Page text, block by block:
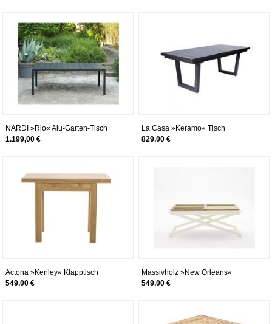
NARDI »Rio« Alu-Garten-Tisch
ausziehbar – erhältlich in 3 Farben
1.199,00 €
La Casa »Keramo« Tisch
ausziehbar 200/260x76x100 cm
829,00 €
Actona »Kenley« Klapptisch
549,00 €
Massivholz »New Orleans«
Klapptisch
549,00 €